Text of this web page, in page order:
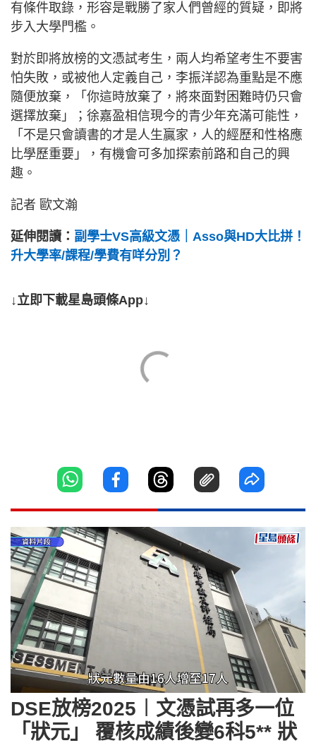
有條件取錄，形容是戰勝了家人們曾經的質疑，即將
步入大學門檻。
對於即將放榜的文憑試考生，兩人均希望考生不要害
怕失敗，或被他人定義自己，李振洋認為重點是不應
隨便放棄，「你這時放棄了，將來面對困難時仍只會
選擇放棄」；徐嘉盈相信現今的青少年充滿可能性，
「不是只會讀書的才是人生贏家，人的經歷和性格應
比學歷重要」，有機會可多加探索前路和自己的興
趣。
記者 歐文瀚
延伸閱讀： 副學士VS高級文憑｜Asso與HD大比拼！
升大學率/課程/學費有咩分別？
↓立即下載星島頭條App↓
Unmute Loaded:
81.32%
DSE放榜2025︱文憑試再多一位
「狀元」 覆核成績後變6科5** 狀